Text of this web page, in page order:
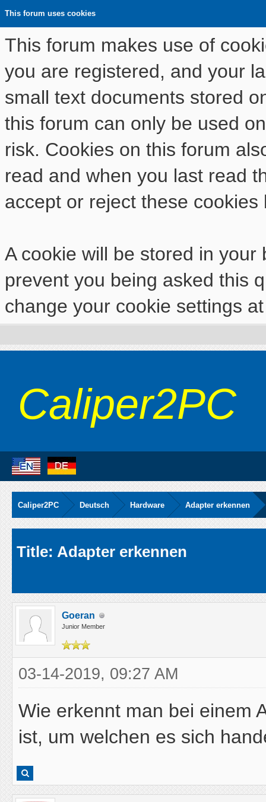
This forum uses cookies
This forum makes use of
you are registered, and your
small text documents stored
this forum can only be used
risk. Cookies on this forum
read and when you last read
accept or reject these cookies
A cookie will be stored in
prevent you being asked this
change your cookie settings
Caliper2PC
Caliper2PC Deutsch Hardware Adapter erkennen
Title: Adapter erkennen
Goeran
Junior Member
03-14-2019, 09:27 AM
Wie erkennt man bei einem
ist, um welchen es sich